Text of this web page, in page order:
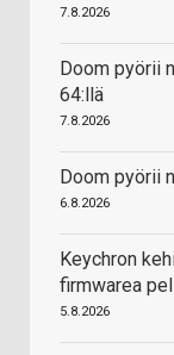
7.8.2026
Doom pyörii
64:llä
7.8.2026
Doom pyörii
6.8.2026
Keychron
firmwarea
5.8.2026